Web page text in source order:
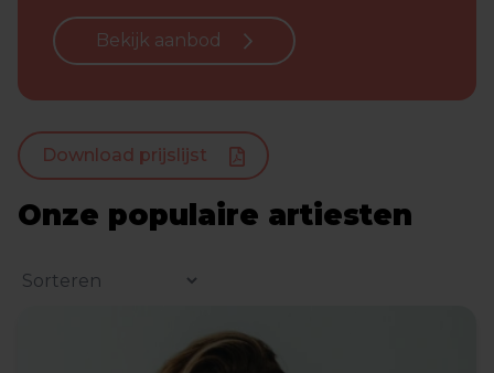
Bekijk aanbod
Download prijslijst
Onze populaire artiesten